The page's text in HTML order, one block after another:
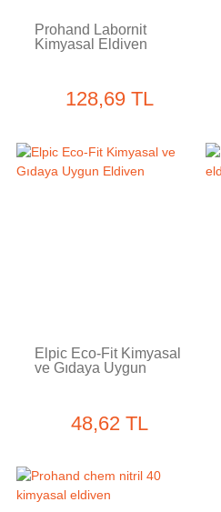
Prohand Labornit
Kimyasal Eldiven
128,69 TL
Elpic Eco-Fit Kimyasal
ve Gıdaya Uygun
48,62 TL